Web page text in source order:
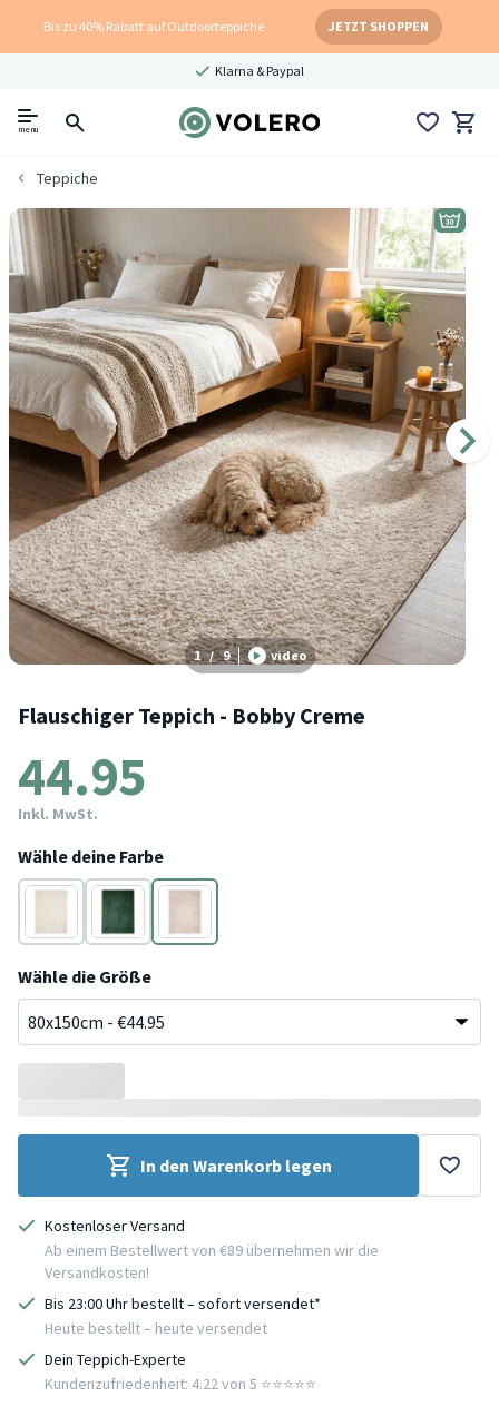
Bis zu 40% Rabatt auf Outdoorteppiche JETZT SHOPPEN
Klarna & Paypal
menu
Teppiche
1 / 9 video
Flauschiger Teppich - Bobby Creme
44.95
Inkl. MwSt.
Wähle deine Farbe
Weiß Grün
Creme
Wähle die Größe
In den Warenkorb legen
Kostenloser Versand
Ab einem Bestellwert von €89 übernehmen wir die
Versandkosten!
Bis 23:00 Uhr bestellt – sofort versendet*
Heute bestellt – heute versendet
Dein Teppich-Experte
Kundenzufriedenheit: 4.22 von 5 ⭐️⭐️⭐️⭐️⭐️